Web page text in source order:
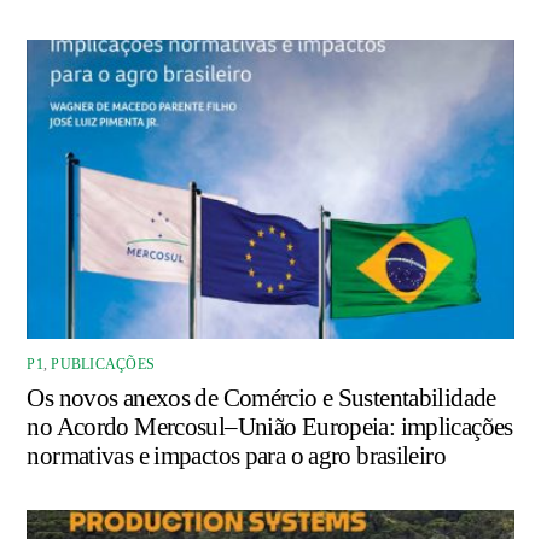
P1,PUBLICAÇÕES
Os novos anexos de Comércio e Sustentabilidade
no Acordo Mercosul–União Europeia: implicações
normativas e impactos para o agro brasileiro